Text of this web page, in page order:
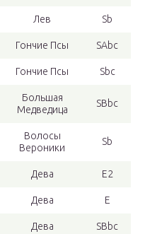
Лев Sb
Гончие Псы SAbc
Гончие Псы Sbc
Большая
Медведица
SBbc
Волосы
Вероники
Sb
Дева E2
Дева E
Дева SBbc